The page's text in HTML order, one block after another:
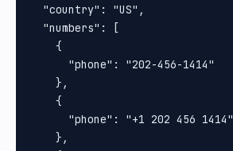
  "country": "US",
  "numbers": [
    {
      "phone": "202-456-1414"
    },
    {
      "phone": "+1 202 456 1414"
    },